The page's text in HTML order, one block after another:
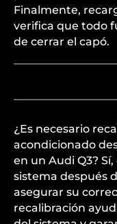
Finalmente,
verifica que todo
de cerrar el capó.
¿Es necesario
acondicionado
en un Audi Q3?
sistema después
asegurar su
recalibración